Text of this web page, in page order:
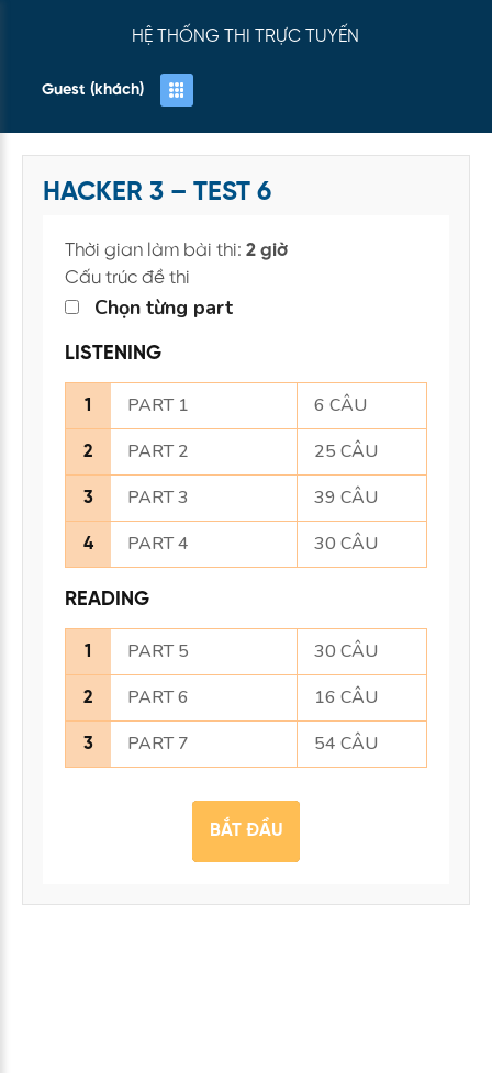
HỆ THỐNG THI TRỰC TUYẾN
Guest (khách)
HACKER 3 – TEST 6
Thời gian làm bài thi: 2 giờ
Cấu trúc đề thi
Chọn từng part
LISTENING
1 PART 1 6 CÂU
2 PART 2 25 CÂU
3 PART 3 39 CÂU
4 PART 4 30 CÂU
READING
1 PART 5 30 CÂU
2 PART 6 16 CÂU
3 PART 7 54 CÂU